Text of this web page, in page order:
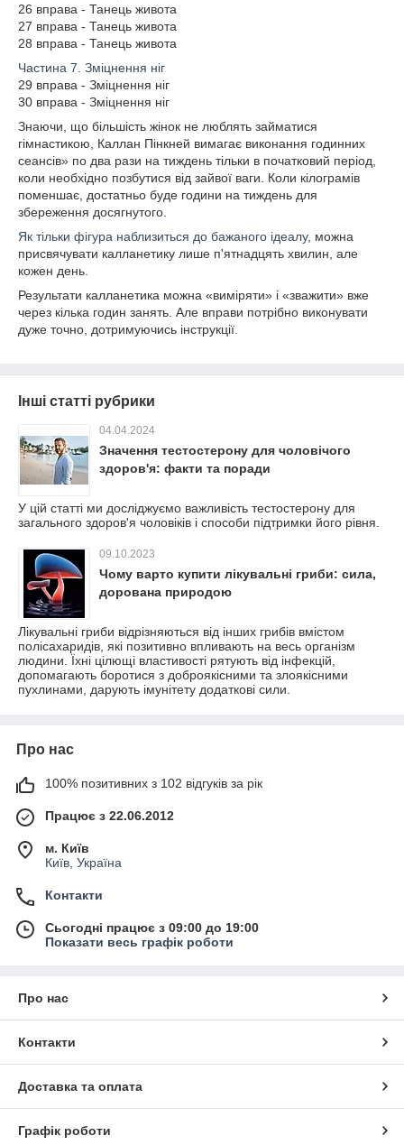
26 вправа - Танець живота
27 вправа - Танець живота
28 вправа - Танець живота
Частина 7. Зміцнення ніг
29 вправа - Зміцнення ніг
30 вправа - Зміцнення ніг
Знаючи, що більшість жінок не люблять займатися
гімнастикою, Каллан Пінкней вимагає виконання годинних
сеансів» по два рази на тиждень тільки в початковий період,
коли необхідно позбутися від зайвої ваги. Коли кілограмів
поменшає, достатньо буде години на тиждень для
збереження досягнутого.
Як тільки фігура наблизиться до бажаного ідеалу, можна
присвячувати калланетику лише п'ятнадцять хвилин, але
кожен день.
Результати калланетика можна «виміряти» і «зважити» вже
через кілька годин занять. Але вправи потрібно виконувати
дуже точно, дотримуючись інструкції.
Інші статті рубрики
04.04.2024
Значення тестостерону для чоловічого
здоров'я: факти та поради
У цій статті ми досліджуємо важливість тестостерону для
загального здоров'я чоловіків і способи підтримки його рівня.
09.10.2023
Чому варто купити лікувальні гриби: сила,
дорована природою
Лікувальні гриби відрізняються від інших грибів вмістом
полісахаридів, які позитивно впливають на весь організм
людини. Їхні цілющі властивості рятують від інфекцій,
допомагають боротися з доброякісними та злоякісними
пухлинами, дарують імунітету додаткові сили.
Про нас
100% позитивних з 102 відгуків за рік
Працює з 22.06.2012
м. Київ
Київ, Україна
Контакти
Сьогодні працює з 09:00 до 19:00
Показати весь графік роботи
Про нас
Контакти
Доставка та оплата
Графік роботи